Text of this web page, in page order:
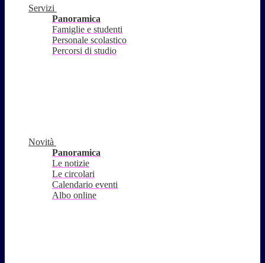
Servizi
Panoramica
Famiglie e studenti
Personale scolastico
Percorsi di studio
Novità
Panoramica
Le notizie
Le circolari
Calendario eventi
Albo online